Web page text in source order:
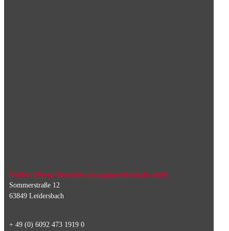
Volker Dörig Steuerberatungsgesellschaft mbH
Sommerstraße 12
63849 Leidersbach
+ 49 (0) 6092 473 1919 0